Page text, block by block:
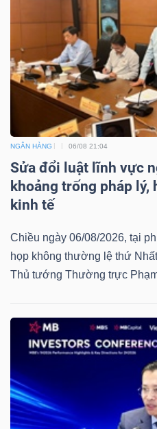
NGÂN HÀNG 06/08 21:04
Sửa đổi luật lĩnh vực
khoảng trống pháp
kinh tế
Chiều ngày 06/08/2026, tại
họp không thường lệ thứ
Thủ tướng Thường trực